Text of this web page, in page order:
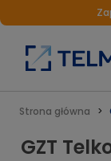
Strona główna
GZT